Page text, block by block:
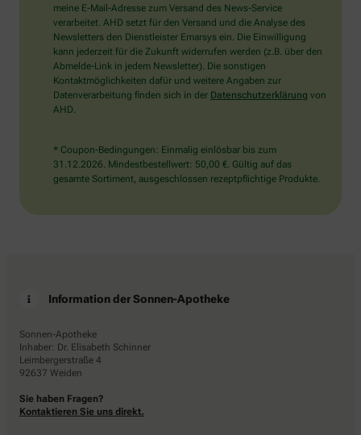
Sie
bitte
den
LKW.
meine E-Mail-Adresse zum Versand des News-Service
verarbeitet. AHD setzt für den Versand und die Analyse des
Newsletters den Dienstleister Emarsys ein. Die Einwilligung
kann jederzeit für die Zukunft widerrufen werden (z.B. über den
Abmelde-Link in jedem Newsletter). Die sonstigen
Kontaktmöglichkeiten dafür und weitere Angaben zur
Datenverarbeitung finden sich in der Datenschutzerklärung von
AHD.
* Coupon-Bedingungen: Einmalig einlösbar bis zum
31.12.2026. Mindestbestellwert: 50,00 €. Gültig auf das
gesamte Sortiment, ausgeschlossen rezeptpflichtige Produkte.
Information der Sonnen-Apotheke
Sonnen-Apotheke
Inhaber: Dr. Elisabeth Schinner
Leimbergerstraße 4
92637 Weiden
Sie haben Fragen?
Kontaktieren Sie uns direkt.